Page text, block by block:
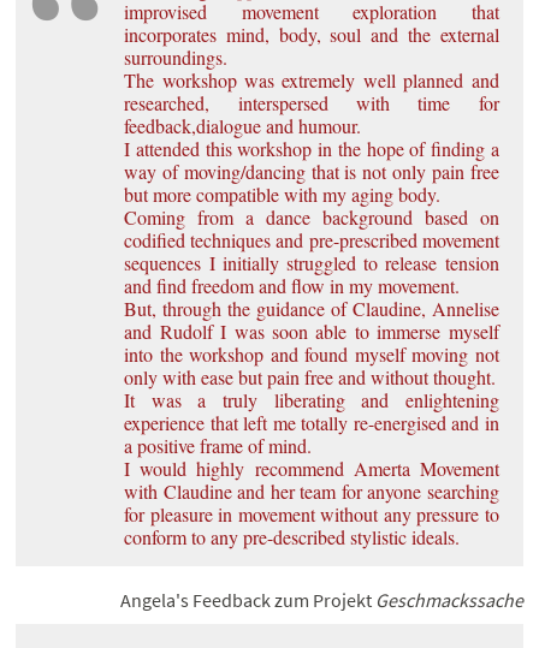
improvised movement exploration that
incorporates mind, body, soul and the external
surroundings.
The workshop was extremely well planned and
researched, interspersed with time for
feedback,dialogue and humour.
I attended this workshop in the hope of finding a
way of moving/dancing that is not only pain free
but more compatible with my aging body.
Coming from a dance background based on
codified techniques and pre-prescribed movement
sequences I initially struggled to release tension
and find freedom and flow in my movement.
But, through the guidance of Claudine, Annelise
and Rudolf I was soon able to immerse myself
into the workshop and found myself moving not
only with ease but pain free and without thought.
It was a truly liberating and enlightening
experience that left me totally re-energised and in
a positive frame of mind.
I would highly recommend Amerta Movement
with Claudine and her team for anyone searching
for pleasure in movement without any pressure to
conform to any pre-described stylistic ideals.
Angela's Feedback zum Projekt Geschmackssache